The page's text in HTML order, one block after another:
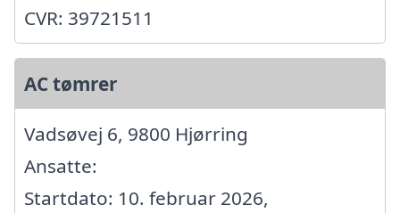
CVR: 39721511
AC tømrer
Vadsøvej 6, 9800 Hjørring
Ansatte:
Startdato: 10. februar 2026,